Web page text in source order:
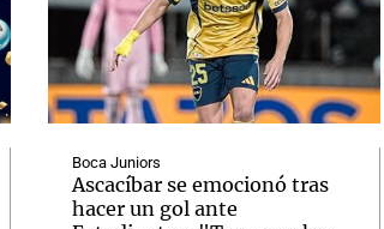
Boca Juniors
Ascacíbar se emocionó tras
hacer un gol ante